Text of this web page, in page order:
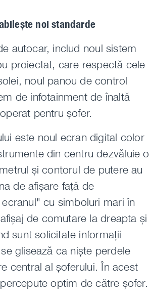
noi standarde
autocar, includ noul sistem
proiectat, care respectă cele
noul panou de control
de infotainment de înaltă
pentru șofer.
este noul ecran digital color
din centru dezvăluie o
și contorul de putere au
de afișare față de
cu simboluri mari în
de comutare la dreapta și
sunt solicitate informații
glisează ca niște perdele
central al șoferului. În acest
optim de către șofer.